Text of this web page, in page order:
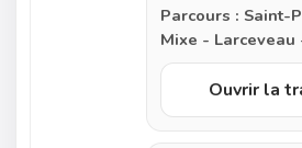
Parcours :
Mixe - Larceveau
Jean Pied de
d’Arnosteguy -
Lecumberry -
Ouvrir la